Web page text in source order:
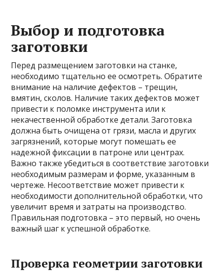
Выбор и подготовка
заготовки
Перед размещением заготовки на станке,
необходимо тщательно ее осмотреть. Обратите
внимание на наличие дефектов – трещин,
вмятин, сколов. Наличие таких дефектов может
привести к поломке инструмента или к
некачественной обработке детали. Заготовка
должна быть очищена от грязи, масла и других
загрязнений, которые могут помешать ее
надежной фиксации в патроне или центрах.
Важно также убедиться в соответствие заготовки
необходимым размерам и форме, указанным в
чертеже. Несоответствие может привести к
необходимости дополнительной обработки, что
увеличит время и затраты на производство.
Правильная подготовка – это первый, но очень
важный шаг к успешной обработке.
Проверка геометрии заготовки